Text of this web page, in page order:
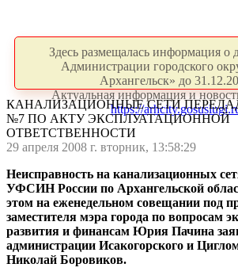
Здесь размещалась информация о
Администрации городского
Архангельск» до
Актуальная информация и
https://
КАНАЛИЗАЦИОННЫЕ СЕТИ
№7 ПО АКТУ ЭКСПЛУАТАЦИОННОЙ
ОТВЕТСТВЕННОСТИ
29 апреля 2008 г. вторник, 13:58:29
Неисправность на канализационных
УФСИН России по Архангельской
этом на еженедельном совещании под
заместителя мэра города по вопросам
развития и финансам Юрия Пачина
администрации Исакогорского и
Николай Боровиков.